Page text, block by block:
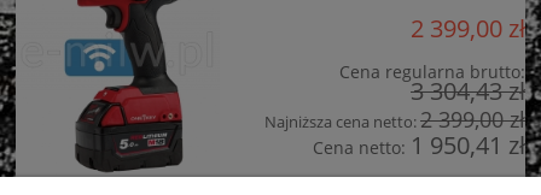
2 399,00 zł
Cena regularna brutto:
3 304,43 zł
Najniższa cena netto:2 399,00 zł
Cena netto: 1 950,41 zł